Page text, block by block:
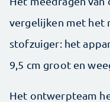
vergelijken met het
stofzuiger: het
9,5 cm groot en
Het ontwerpteam